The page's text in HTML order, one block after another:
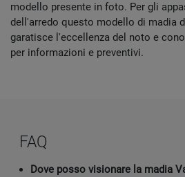
modello presente in foto. Per gli
dell'arredo questo modello di madia
garatisce l'eccellenza del noto e
per informazioni e preventivi.
FAQ
Dove posso visionare la madia